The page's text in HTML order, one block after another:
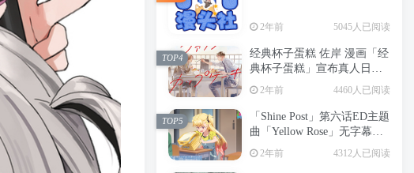
2年前 5045人已阅读
经典杯子蛋糕 佐岸 漫画「经
典杯子蛋糕」宣布真人日剧
化
2年前 4460人已阅读
TOP4
「Shine Post」第六话ED主题
曲「Yellow Rose」无字幕MV
公开
2年前 4312人已阅读
TOP5
8688人已阅读
overlord卢贝多的龙王谁厉害
「Overlord」露普斯蕾琪娜·贝塔手办开...
申鹤原神wiki 申鹤诞辰祭
2年前 6197人已阅读
TOP2
APP下载
TOP3